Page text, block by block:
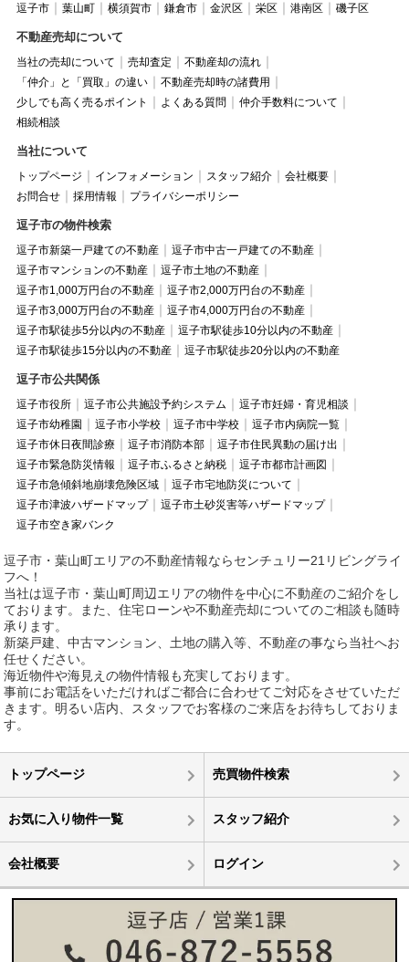
逗子市 葉山町 横須賀市 鎌倉市 金沢区 栄区 港南区 磯子区
不動産売却について
当社の売却について 売却査定
不動産却の流れ
「仲介」と「買取」の違い
不動産売却時の諸費用
少しでも高く売るポイント
よくある質問
仲介手数料について
相続相談
当社について
トップページ インフォメーション スタッフ紹介
会社概要
お問合せ
採用情報 プライバシーポリシー
逗子市の物件検索
逗子市新築一戸建ての不動産
逗子市中古一戸建ての不動産
逗子市マンションの不動産
逗子市土地の不動産
逗子市1,000万円台の不動産
逗子市2,000万円台の不動産
逗子市3,000万円台の不動産
逗子市4,000万円台の不動産
逗子市駅徒歩5分以内の不動産
逗子市駅徒歩10分以内の不動産
逗子市駅徒歩15分以内の不動産
逗子市駅徒歩20分以内の不動産
逗子市公共関係
逗子市役所 逗子市公共施設予約システム
逗子市妊婦・育児相談
逗子市幼稚園
逗子市小学校 逗子市中学校
逗子市内病院一覧
逗子市休日夜間診療
逗子市消防本部
逗子市住民異動の届け出
逗子市緊急防災情報
逗子市ふるさと納税
逗子市都市計画図
逗子市急傾斜地崩壊危険区域
逗子市宅地防災について
逗子市津波ハザードマップ
逗子市土砂災害等ハザードマップ
逗子市空き家バンク
逗子市・葉山町エリアの不動産情報ならセンチュリー21リビングライ
フへ！
当社は逗子市・葉山町周辺エリアの物件を中心に不動産のご紹介をし
ております。また、住宅ローンや不動産売却についてのご相談も随時
承ります。
新築戸建、中古マンション、土地の購入等、不動産の事なら当社へお
任せください。
海近物件や海見えの物件情報も充実しております。
事前にお電話をいただければご都合に合わせてご対応をさせていただ
きます。明るい店内、スタッフでお客様のご来店をお待ちしておりま
す。
トップページ 売買物件検索
お気に入り物件一覧 スタッフ紹介
会社概要 ログイン